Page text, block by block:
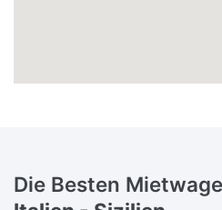
Die Besten